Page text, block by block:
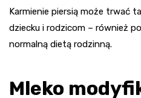
Karmienie piersią może trwać
dziecku i rodzicom – również
normalną dietą rodzinną.
Mleko